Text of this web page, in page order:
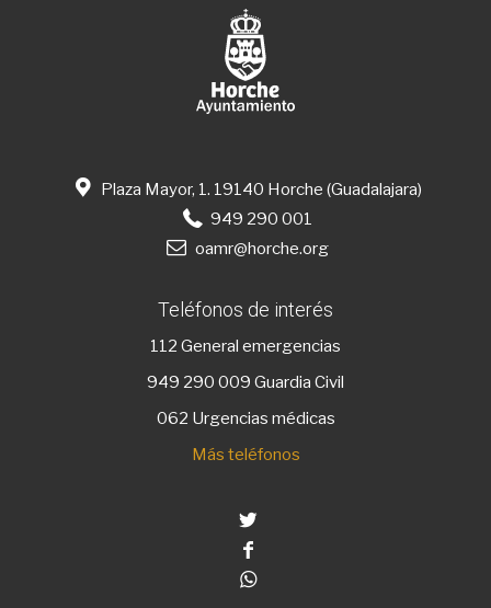
Plaza Mayor, 1. 19140 Horche (Guadalajara)
949 290 001
oamr@horche.org
Teléfonos de interés
112 General emergencias
949 290 009 Guardia Civil
062 Urgencias médicas
Más teléfonos